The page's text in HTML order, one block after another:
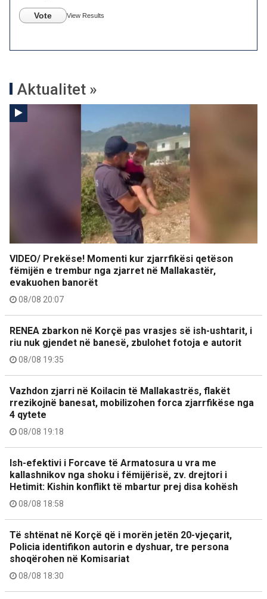
Vote View Results
Aktualitet »
VIDEO/ Prekëse! Momenti kur zjarrfikësi qetëson
fëmijën e trembur nga zjarret në Mallakastër,
evakuohen banorët
08/08 20:07
RENEA zbarkon në Korçë pas vrasjes së ish-ushtarit, i
riu nuk gjendet në banesë, zbulohet fotoja e autorit
08/08 19:35
Vazhdon zjarri në Koilacin të Mallakastrës, flakët
rrezikojnë banesat, mobilizohen forca zjarrfikëse nga
4 qytete
08/08 19:18
Ish-efektivi i Forcave të Armatosura u vra me
kallashnikov nga shoku i fëmijërisë, zv. drejtori i
Hetimit: Kishin konflikt të mbartur prej disa kohësh
08/08 18:58
Të shtënat në Korçë që i morën jetën 20-vjeçarit,
Policia identifikon autorin e dyshuar, tre persona
shoqërohen në Komisariat
08/08 18:30